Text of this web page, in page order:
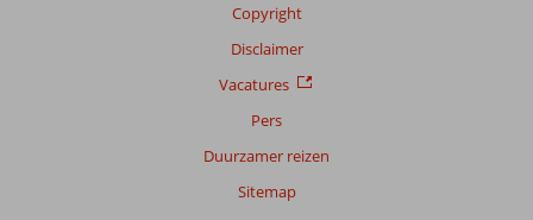
Copyright
Disclaimer
Vacatures
Pers
Duurzamer reizen
Sitemap